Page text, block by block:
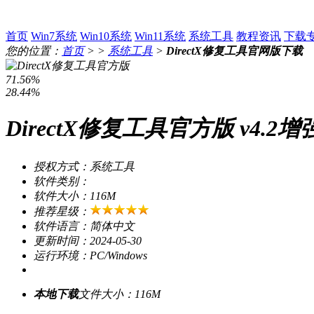
首页 Win7系统 Win10系统 Win11系统 系统工具 教程资讯 下载
您的位置： 首页> > 系统工具 > DirectX修复工具官网版下载
71.56%
28.44%
DirectX修复工具官方版 v4.2增
授权方式：系统工具
软件类别：
软件大小：116M
推荐星级：
软件语言：简体中文
更新时间：2024-05-30
运行环境：PC/Windows
本地下载文件大小：116M